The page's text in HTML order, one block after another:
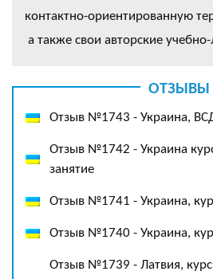
контактно-ориентированную
а также свои авторские
ОТЗЫВЫ
Отзыв №1743 - Украина,
Отзыв №1742 - Украина
занятие
Отзыв №1741 - Украина,
Отзыв №1740 - Украина,
Отзыв №1739 - Латвия,